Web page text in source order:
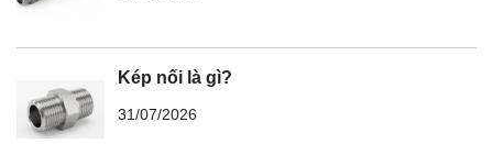
Kép nối là gì?
31/07/2026